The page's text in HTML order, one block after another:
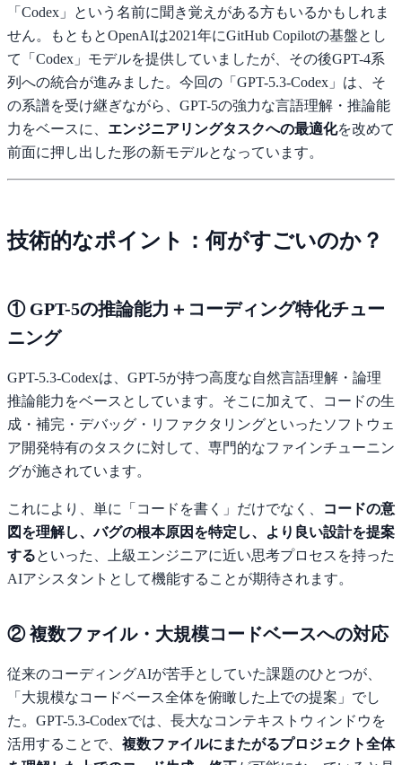
「Codex」という名前に聞き覚えがある方もいるかもしれま
せん。もともとOpenAIは2021年にGitHub Copilotの基盤とし
て「Codex」モデルを提供していましたが、その後GPT-4系
列への統合が進みました。今回の「GPT-5.3-Codex」は、そ
の系譜を受け継ぎながら、GPT-5の強力な言語理解・推論能
力をベースに、 エンジニアリングタスクへの最適化を改めて
前面に押し出した形の新モデルとなっています。
技術的なポイント：何がすごいのか？
① GPT-5の推論能力＋コーディング特化チュー
ニング
GPT-5.3-Codexは、GPT-5が持つ高度な自然言語理解・論理
推論能力をベースとしています。そこに加えて、コードの生
成・補完・デバッグ・リファクタリングといったソフトウェ
ア開発特有のタスクに対して、専門的なファインチューニン
グが施されています。
これにより、単に「コードを書く」だけでなく、
コードの意
図を理解し、バグの根本原因を特定し、より良い設計を提案
するといった、上級エンジニアに近い思考プロセスを持った
AIアシスタントとして機能することが期待されます。
② 複数ファイル・大規模コードベースへの対応
従来のコーディングAIが苦手としていた課題のひとつが、
「大規模なコードベース全体を俯瞰した上での提案」でし
た。GPT-5.3-Codexでは、長大なコンテキストウィンドウを
活用することで、 複数ファイルにまたがるプロジェクト全体